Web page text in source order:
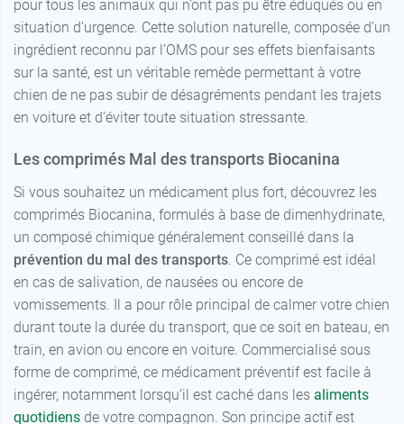
pour tous les animaux qui n’ont pas pu être éduqués ou en
situation d’urgence. Cette solution naturelle, composée d’un
ingrédient reconnu par l’OMS pour ses effets bienfaisants
sur la santé, est un véritable remède permettant à votre
chien de ne pas subir de désagréments pendant les trajets
en voiture et d’éviter toute situation stressante.
Les comprimés Mal des transports Biocanina
Si vous souhaitez un médicament plus fort, découvrez les
comprimés Biocanina, formulés à base de dimenhydrinate,
un composé chimique généralement conseillé dans la
prévention du mal des transports . Ce comprimé est idéal
en cas de salivation, de nausées ou encore de
vomissements. Il a pour rôle principal de calmer votre chien
durant toute la durée du transport, que ce soit en bateau, en
train, en avion ou encore en voiture. Commercialisé sous
forme de comprimé, ce médicament préventif est facile à
ingérer, notamment lorsqu’il est caché dans les aliments
quotidiens de votre compagnon. Son principe actif est